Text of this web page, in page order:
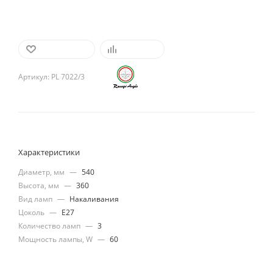
Артикул: PL 7022/3
Характеристики
Диаметр, мм — 540
Высота, мм — 360
Вид ламп — Накаливания
Цоколь — E27
Количество ламп — 3
Мощность лампы, W — 60